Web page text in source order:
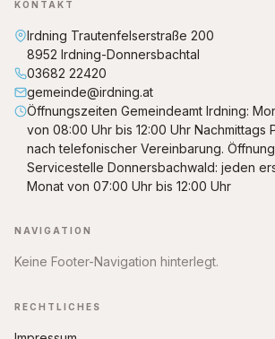
KONTAKT
Irdning Trautenfelserstraße 200
8952 Irdning-Donnersbachtal
03682 22420
gemeinde@irdning.at
Öffnungszeiten Gemeindeamt Irdning:
von 08:00 Uhr bis 12:00 Uhr Nachmittags
nach telefonischer Vereinbarung.
Servicestelle Donnersbachwald: jeden
Monat von 07:00 Uhr bis 12:00 Uhr
NAVIGATION
Keine Footer-Navigation hinterlegt.
RECHTLICHES